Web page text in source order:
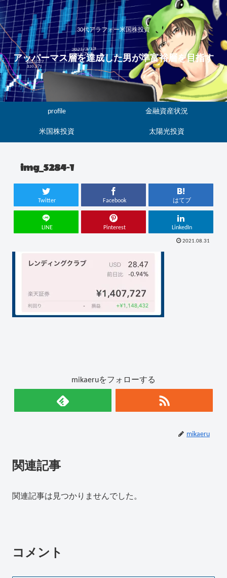
30代アラフォー米国株投資
アッパーマス層を達成した男が準富裕層を目指す
profile 金融資産状況
米国株投資 太陽光投資
img_5284-1
Twitter Facebook はてブ
LINE Pinterest LinkedIn
2021.08.31
mikaeruをフォローする
mikaeru
関連記事
関連記事は見つかりませんでした。
コメント